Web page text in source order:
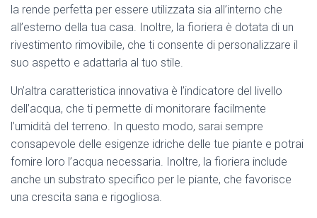
la rende perfetta per essere utilizzata sia all’interno che
all’esterno della tua casa. Inoltre, la fioriera è dotata di un
rivestimento rimovibile, che ti consente di personalizzare il
suo aspetto e adattarla al tuo stile.
Un’altra caratteristica innovativa è l’indicatore del livello
dell’acqua, che ti permette di monitorare facilmente
l’umidità del terreno. In questo modo, sarai sempre
consapevole delle esigenze idriche delle tue piante e potrai
fornire loro l’acqua necessaria. Inoltre, la fioriera include
anche un substrato specifico per le piante, che favorisce
una crescita sana e rigogliosa.